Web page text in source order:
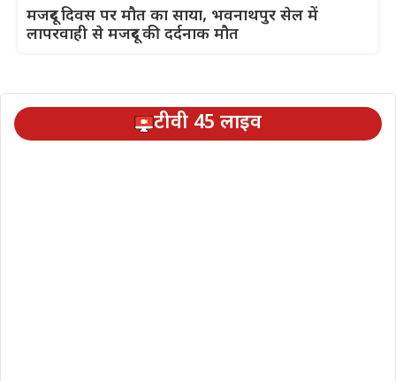
मजदूर दिवस पर मौत का साया, भवनाथपुर सेल में
लापरवाही से मजदूर की दर्दनाक मौत
टीवी 45 लाइव